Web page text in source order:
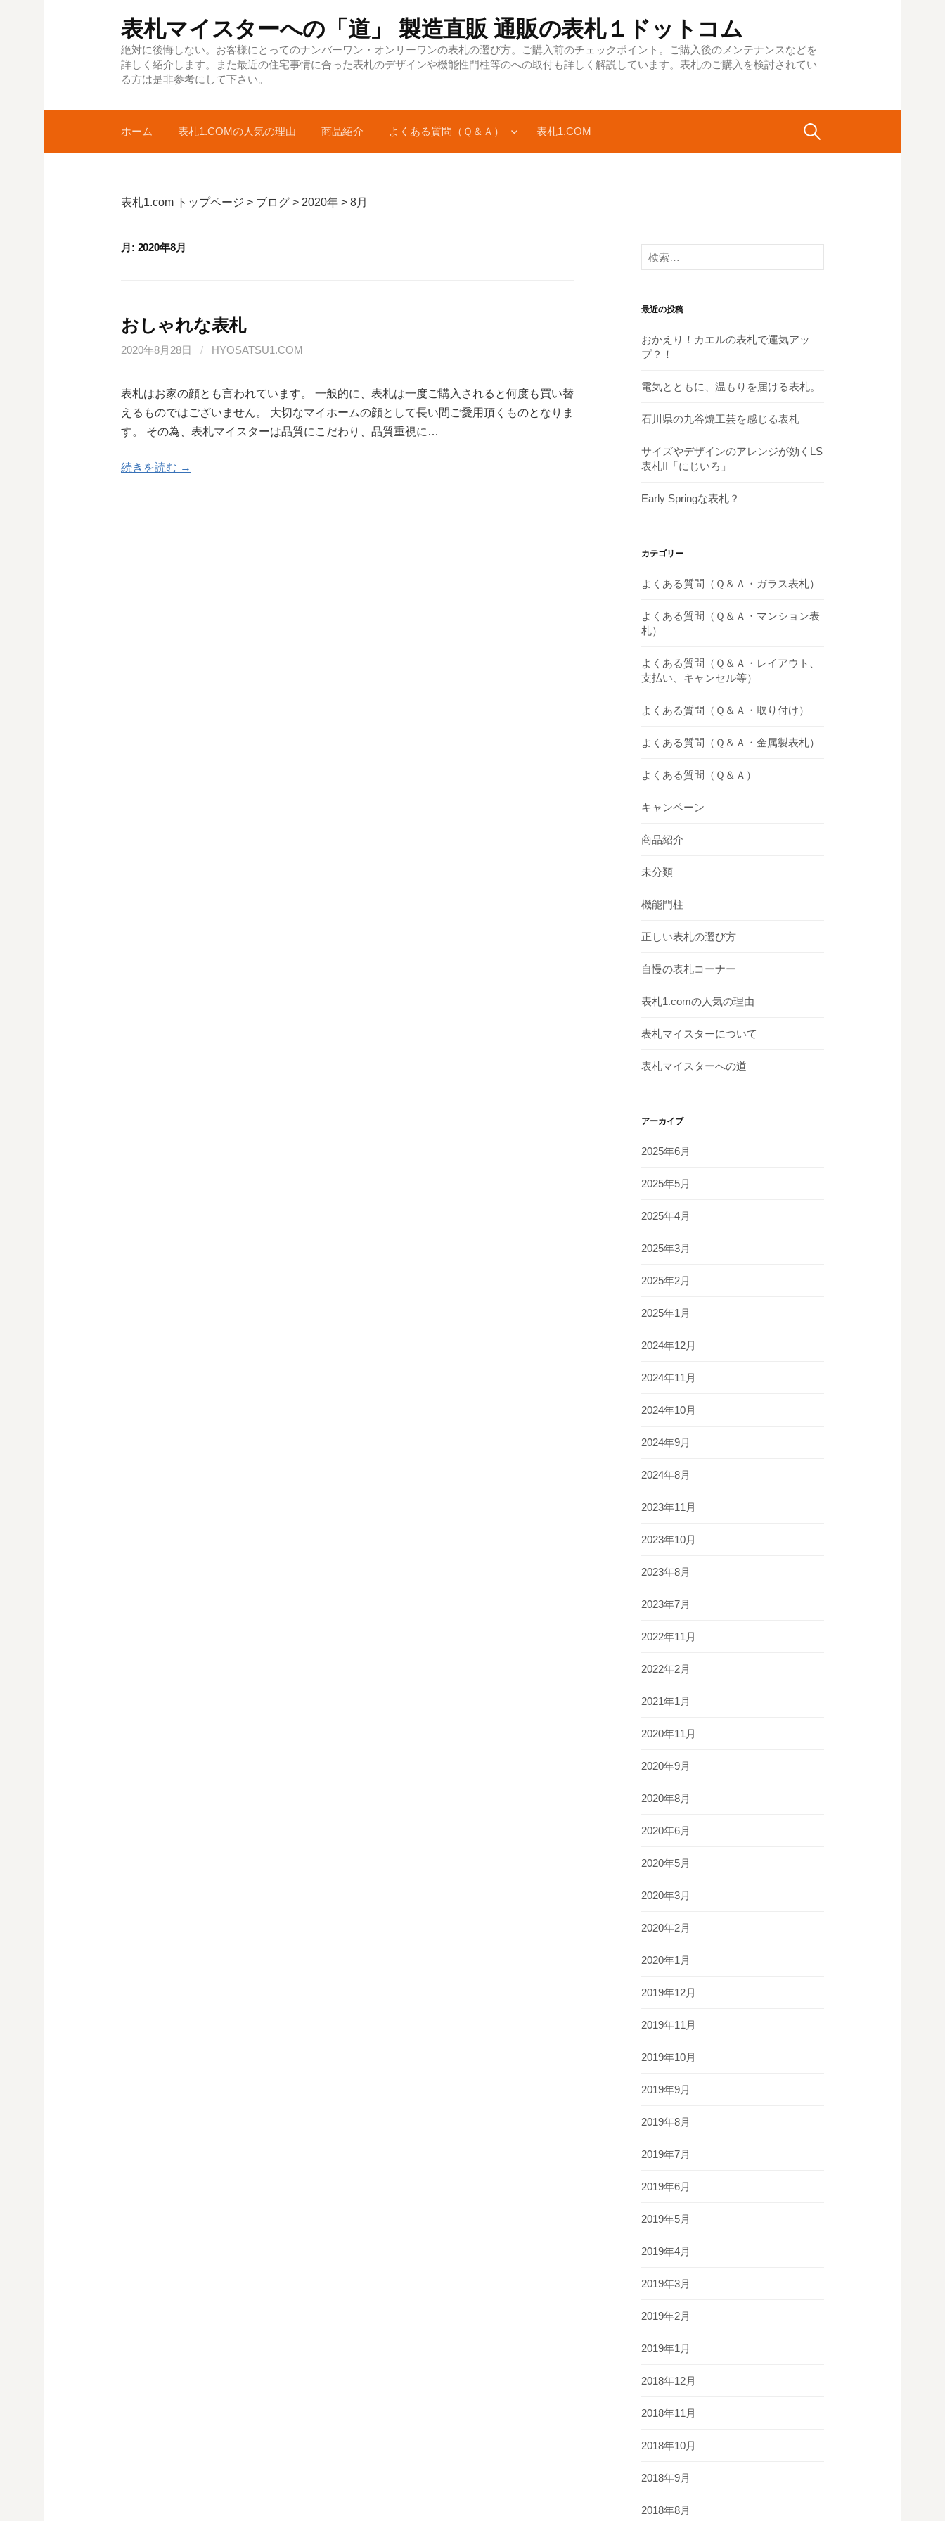
表札マイスターへの「道」 製造直販 通販の表札１ドットコム
絶対に後悔しない。お客様にとってのナンバーワン・オンリーワンの表札の選び方。ご購入前のチェックポイント。ご購入後のメンテナンスなどを
詳しく紹介します。また最近の住宅事情に合った表札のデザインや機能性門柱等のへの取付も詳しく解説しています。表札のご購入を検討されてい
る方は是非参考にして下さい。
ホーム 表札1.COMの人気の理由 商品紹介 よくある質問（Ｑ＆Ａ） 表札1.COM 検
表札1.com トップページ > ブログ > 2020年 > 8月
月: 2020年8月
おしゃれな表札
2020年8月28日 / HYOSATSU1.COM
表札はお家の顔とも言われています。 一般的に、表札は一度ご購入されると何度も買い替
えるものではございません。 大切なマイホームの顔として長い間ご愛用頂くものとなりま
す。 その為、表札マイスターは品質にこだわり、品質重視に…
続きを読む →
検
索:
最近の投稿
おかえり！カエルの表札で運気アッ
プ？！
電気とともに、温もりを届ける表札。
石川県の九谷焼工芸を感じる表札
サイズやデザインのアレンジが効くLS
表札II「にじいろ」
Early Springな表札？
カテゴリー
よくある質問（Ｑ＆Ａ・ガラス表札）
よくある質問（Ｑ＆Ａ・マンション表
札）
よくある質問（Ｑ＆Ａ・レイアウト、
支払い、キャンセル等）
よくある質問（Ｑ＆Ａ・取り付け）
よくある質問（Ｑ＆Ａ・金属製表札）
よくある質問（Ｑ＆Ａ）
キャンペーン
商品紹介
未分類
機能門柱
正しい表札の選び方
自慢の表札コーナー
表札1.comの人気の理由
表札マイスターについて
表札マイスターへの道
アーカイブ
2025年6月
2025年5月
2025年4月
2025年3月
2025年2月
2025年1月
2024年12月
2024年11月
2024年10月
2024年9月
2024年8月
2023年11月
2023年10月
2023年8月
2023年7月
2022年11月
2022年2月
2021年1月
2020年11月
2020年9月
2020年8月
2020年6月
2020年5月
2020年3月
2020年2月
2020年1月
2019年12月
2019年11月
2019年10月
2019年9月
2019年8月
2019年7月
2019年6月
2019年5月
2019年4月
2019年3月
2019年2月
2019年1月
2018年12月
2018年11月
2018年10月
2018年9月
2018年8月